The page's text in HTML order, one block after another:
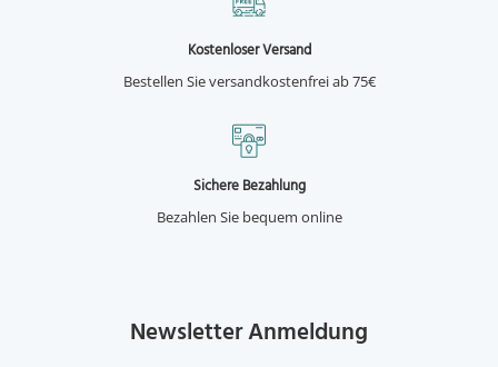
Kostenloser Versand
Bestellen Sie versandkostenfrei ab 75€
Sichere Bezahlung
Bezahlen Sie bequem online
Newsletter Anmeldung